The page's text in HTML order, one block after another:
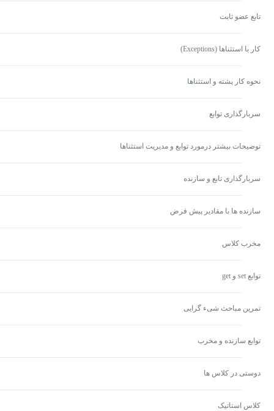
تابع عضو ثابت
کار با استثناها (Exceptions)
نحوه کار پشته و استثناها
سربارگذاری توابع
توضیحات بیشتر درمورد توابع و مدیریت استثناها
سربارگذاری تابع و سازنده
سازنده ها با مقادیر پیش فرض
مخرب کلاس
توابع set و get
تمرین مباحث شیء گرایی
توابع سازنده و مخرب
دوستی در کلاس ها
کلاس استاتیک